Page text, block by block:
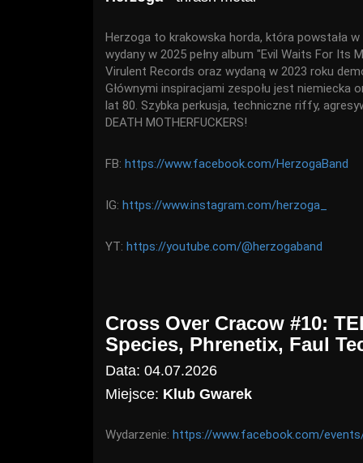
Herzoga to krakowska horda, która powstała
wydany w 2025 pełny album "Evil Waits For Its
Virulent Records oraz wydaną w 2023 roku
Głównymi inspiracjami zespołu jest niemiecka
lat 80. Szybka perkusja, techniczne riffy,
DEATH MOTHERFUCKERS!
FB: https://www.facebook.com/HerzogaBand
IG: https://www.instagram.com/herzoga_
YT: https://youtube.com/@herzogaband
Cross Over Cracow #10:
Species, Phrenetix, Faul
Data: 04.07.2026
Miejsce: Klub Gwarek
Wydarzenie: https://www.facebook.com/